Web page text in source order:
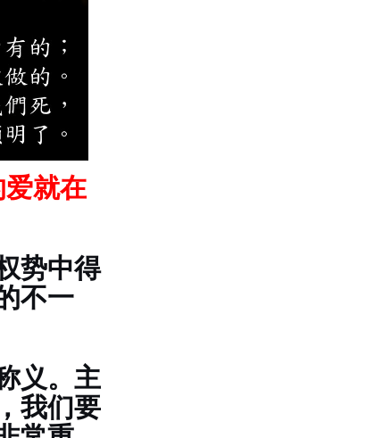
就在
势中得
不一
义。主
我们要